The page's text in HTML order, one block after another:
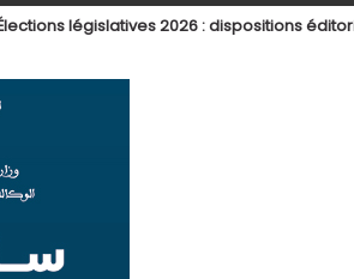
2026 : dispositions éditoriales